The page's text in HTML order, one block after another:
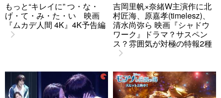
もっと“キレイに” つ・な・
げ・て・み・た・い 映画
『ムカデ人間 4K』4K予告編
吉岡里帆×奈緒W主演作に北
村匠海、原嘉孝(timelesz)、
清水尚弥ら 映画『シャドウ
ワーク』ドラマ？サスペン
ス？雰囲気が対極の特報2種